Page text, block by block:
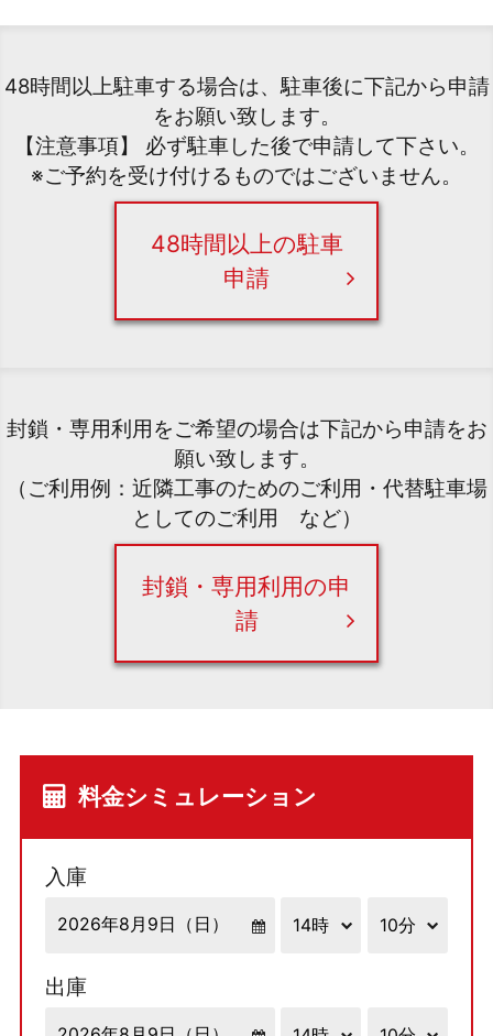
48時間以上駐車する場合は、駐車後に下記から申請
をお願い致します。
【注意事項】 必ず駐車した後で申請して下さい。
※ご予約を受け付けるものではございません。
48時間以上の駐車
申請
封鎖・専用利用をご希望の場合は下記から申請をお
願い致します。
（ご利用例：近隣工事のためのご利用・代替駐車場
としてのご利用 など）
封鎖・専用利用の申
請
料金シミュレーション
入庫
出庫